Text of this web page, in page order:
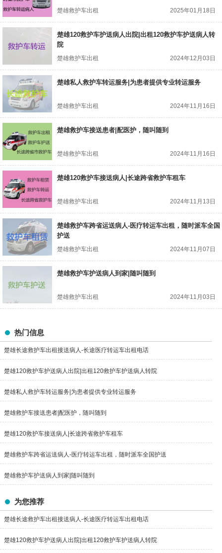
楚雄救护车出租 2025年01月18日
楚雄120救护车护送病人出院|出租120救护车护送病人转
院
楚雄救护车出租 2024年12月03日
楚雄私人救护车转运服务|为患者提供专业转运服务
楚雄救护车出租 2024年11月16日
楚雄救护车接送患者|配医护，随叫随到
楚雄救护车出租 2024年11月16日
楚雄120救护车接送病人|长途跨省救护车租车
楚雄救护车出租 2024年11月13日
楚雄救护车跨省运送病人-医疗转运车出租，随时派车全国
护送
楚雄救护车出租 2024年11月07日
楚雄救护车护送病人到家|随叫随到
楚雄救护车出租 2024年11月03日
热门信息
楚雄长途救护车出租接送病人-长途医疗转运车出租电话
楚雄120救护车护送病人出院|出租120救护车护送病人转院
楚雄私人救护车转运服务|为患者提供专业转运服务
楚雄救护车接送患者|配医护，随叫随到
楚雄120救护车接送病人|长途跨省救护车租车
楚雄救护车跨省运送病人-医疗转运车出租，随时派车全国护送
楚雄救护车护送病人到家|随叫随到
为您推荐
楚雄长途救护车出租接送病人-长途医疗转运车出租电话
楚雄120救护车护送病人出院|出租120救护车护送病人转院